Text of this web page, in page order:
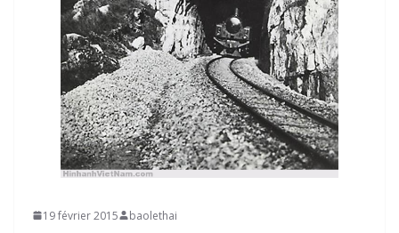
19 février 2015 baolethai